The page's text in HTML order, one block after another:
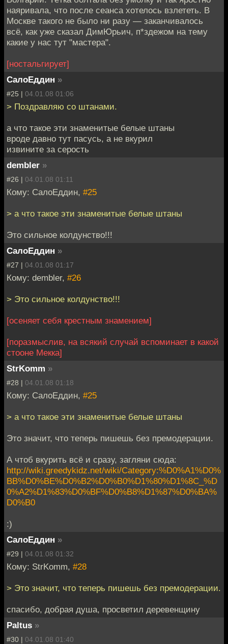
наяривала, что после сеанса хотелось взлететь. В
Москве такого не было ни разу — заканчивалось
всё, как уже сказал ДимЮрьич, п*здежом на тему
какие у нас тут "мастера".
[ностальгирует]
СалоЕддин »
#25 | 04.01.08 01:06
> Поздравляю со штанами.
а что такое эти знаменитые белые штаны
вроде давно тут пасусь, а не вкурил
извините за серость
dembler »
#26 | 04.01.08 01:11
Кому: СалоЕддин, #25
> а что такое эти знаменитые белые штаны
Это сильное колдунство!!!
СалоЕддин »
#27 | 04.01.08 01:17
Кому: dembler, #26
> Это сильное колдунство!!!
[осеняет себя крестным знамением]
[поразмыслив, на всякий случай вспоминает в какой
стооне Мекка]
StrKomm »
#28 | 04.01.08 01:18
Кому: СалоЕддин, #25
> а что такое эти знаменитые белые штаны
Это значит, что теперь пишешь без премодерации.
А чтоб вкурить всё и сразу, загляни сюда:
http://wiki.greedykidz.net/wiki/Category:%D0%A1%D0%
BB%D0%BE%D0%B2%D0%B0%D1%80%D1%8C_%D
0%A2%D1%83%D0%BF%D0%B8%D1%87%D0%BA%
D0%B0
:)
СалоЕддин »
#29 | 04.01.08 01:32
Кому: StrKomm, #28
> Это значит, что теперь пишешь без премодерации.
спасибо, добрая душа, просветил деревенщину
Paltus »
#30 | 04.01.08 01:40